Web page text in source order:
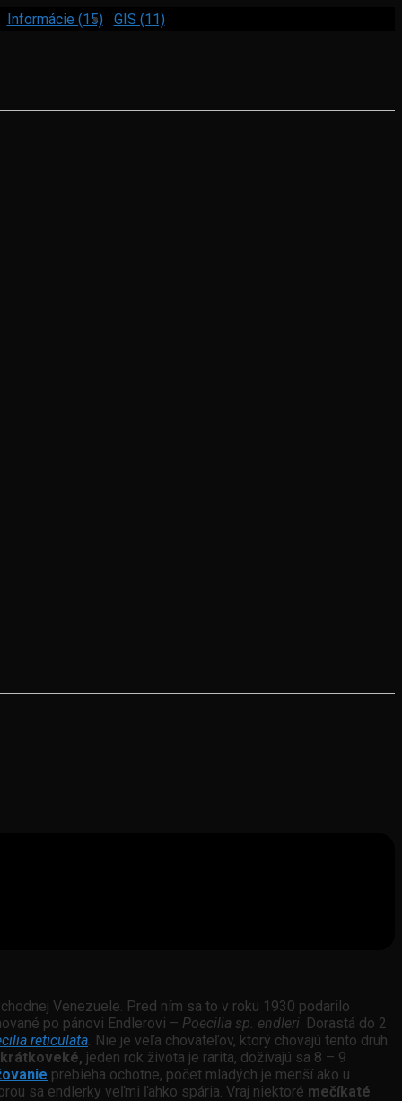
Informácie (15) GIS (11)
Venezuele. Pred ním sa to v roku 1930 podarilo
po pánovi Endlerovi – Poecilia sp. endleri. Dorastá do 2
reticulata. Nie je veľa chovateľov, ktorý chovajú tento druh.
krátkoveké, jeden rok života je rarita, dožívajú sa 8 – 9
prebieha ochotne, počet mladých je menší ako u
sa endlerky veľmi ľahko spária. Vraj niektoré mečíkaté